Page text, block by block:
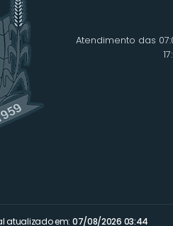
Atendimento das
atualizado em: 07/08/2026 03:44